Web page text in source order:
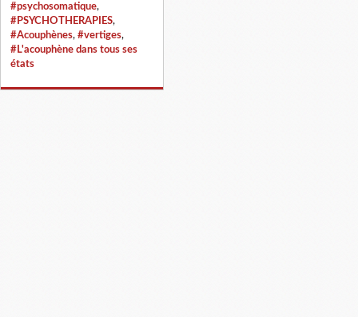
#psychosomatique,
#PSYCHOTHERAPIES,
#Acouphènes, #vertiges,
#L'acouphène dans tous ses
états